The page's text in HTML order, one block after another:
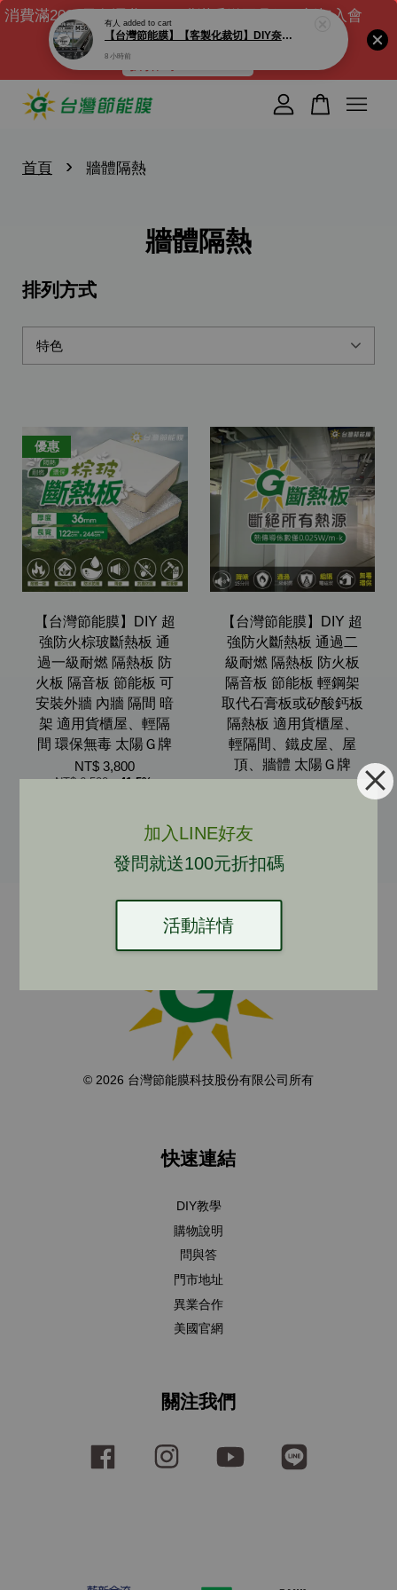
消費滿2000元免運費｜DIY膜滿千送工具組｜新加入會
員送$100元購物金 ( 滿千可現折)
折扣碼 : NEW100
加入LINE好友
發問就送100元折扣碼
活動詳情
首頁 › 牆體隔熱
牆體隔熱
排列方式
優惠
【台灣節能膜】DIY 超
強防火棕玻斷熱板 通
過一級耐燃 隔熱板 防
火板 隔音板 節能板 可
安裝外牆 內牆 隔間 暗
架 適用貨櫃屋、輕隔
間 環保無毒 太陽Ｇ牌
NT$ 3,800
NT$ 6,500 -41.5%
【台灣節能膜】DIY 超
強防火斷熱板 通過二
級耐燃 隔熱板 防火板
隔音板 節能板 輕鋼架
取代石膏板或矽酸鈣板
隔熱板 適用貨櫃屋、
輕隔間、鐵皮屋、屋
頂、牆體 太陽Ｇ牌
© 2026 台灣節能膜科技股份有限公司所有
快速連結
DIY教學
購物說明
問與答
門市地址
異業合作
美國官網
關注我們
Facebook Instagram YouTube
您的購物車目前還是空的。
有人 added to cart
【台灣節能膜】【客製化裁切】DIY奈米陶瓷節能膜(有膠) M36 透光率36% 高隔熱/高清/低內反光/西曬/太陽Ｇ牌
8 小時前